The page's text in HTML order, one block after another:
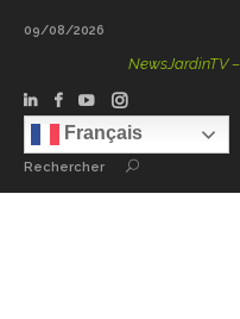
09/08/2026
NewsJardinTV –
Français
Rechercher